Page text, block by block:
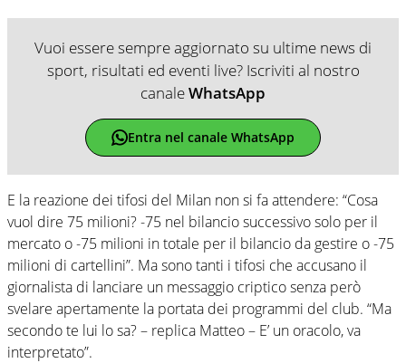
Vuoi essere sempre aggiornato su ultime news di
sport, risultati ed eventi live? Iscriviti al nostro
canaleWhatsApp
Entra nel canale WhatsApp
E la reazione dei tifosi del Milan non si fa attendere: “Cosa
vuol dire 75 milioni? -75 nel bilancio successivo solo per il
mercato o -75 milioni in totale per il bilancio da gestire o -75
milioni di cartellini”. Ma sono tanti i tifosi che accusano il
giornalista di lanciare un messaggio criptico senza però
svelare apertamente la portata dei programmi del club. “Ma
secondo te lui lo sa? – replica Matteo – E’ un oracolo, va
interpretato”.